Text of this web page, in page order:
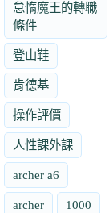
怠惰魔王的轉職
條件
登山鞋
肯德基
操作評價
人性課外課
archer a6
archer 1000